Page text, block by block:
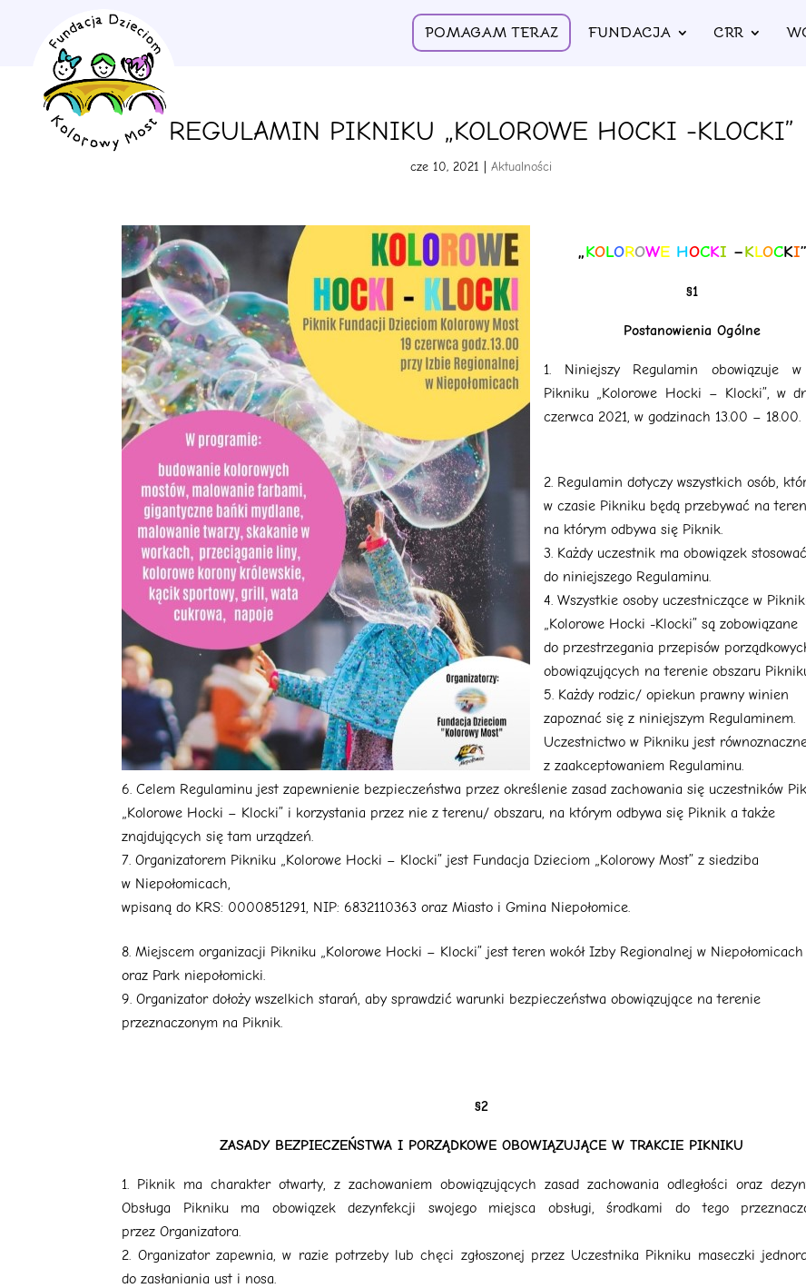
POMAGAM TERAZ FUNDACJA CRR
REGULAMIN PIKNIKU „KOLOROWE HOCKI -KLOCKI”
cze 10, 2021 |Aktualności
„KOLOROWE HOCKI –KLOCKI”
§1
Postanowienia Ogólne
Niniejszy Regulamin obowiązuje
Pikniku „Kolorowe Hocki – Klocki”, w
czerwca 2021, w godzinach 13.00 – 18.00.
Regulamin dotyczy wszystkich osób,
w czasie Pikniku będą przebywać na
na którym odbywa się Piknik.
Każdy uczestnik ma obowiązek
do niniejszego Regulaminu.
Wszystkie osoby uczestniczące w
„Kolorowe Hocki -Klocki” są zobowiązane
do przestrzegania przepisów
obowiązujących na terenie obszaru
Każdy rodzic/ opiekun prawny winien
zapoznać się z niniejszym Regulaminem.
Uczestnictwo w Pikniku jest
z zaakceptowaniem Regulaminu.
Celem Regulaminu jest zapewnienie bezpieczeństwa przez określenie zasad zachowania się uczestników
„Kolorowe Hocki – Klocki” i korzystania przez nie z terenu/ obszaru, na którym odbywa się Piknik a także
znajdujących się tam urządzeń.
Organizatorem Pikniku „Kolorowe Hocki – Klocki” jest Fundacja Dzieciom „Kolorowy Most” z siedziba
w Niepołomicach,
wpisaną do KRS: 0000851291, NIP: 6832110363 oraz Miasto i Gmina Niepołomice.
Miejscem organizacji Pikniku „Kolorowe Hocki – Klocki” jest teren wokół Izby Regionalnej w Niepołomicach
oraz Park niepołomicki.
Organizator dołoży wszelkich starań, aby sprawdzić warunki bezpieczeństwa obowiązujące na terenie
przeznaczonym na Piknik.
§2
ZASADY BEZPIECZEŃSTWA I PORZĄDKOWE OBOWIĄZUJĄCE W TRAKCIE PIKNIKU
Piknik ma charakter otwarty, z zachowaniem obowiązujących zasad zachowania odległości oraz
Obsługa Pikniku ma obowiązek dezynfekcji swojego miejsca obsługi, środkami do tego
przez Organizatora.
Organizator zapewnia, w razie potrzeby lub chęci zgłoszonej przez Uczestnika Pikniku maseczki
do zasłaniania ust i nosa.